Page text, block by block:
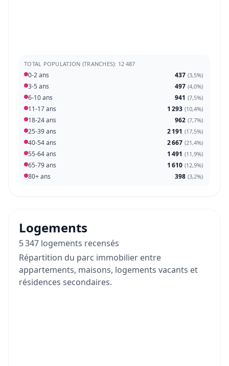
TOTAL POPULATION (TRANCHES): 12 487
0-2 ans 437 (3,5%)
3-5 ans 497 (4,0%)
6-10 ans 941 (7,5%)
11-17 ans 1 293 (10,4%)
18-24 ans 962 (7,7%)
25-39 ans 2 191 (17,5%)
40-54 ans 2 667 (21,4%)
55-64 ans 1 491 (11,9%)
65-79 ans 1 610 (12,9%)
80+ ans 398 (3,2%)
Logements
5 347 logements recensés
Répartition du parc immobilier entre
appartements, maisons, logements vacants et
résidences secondaires.